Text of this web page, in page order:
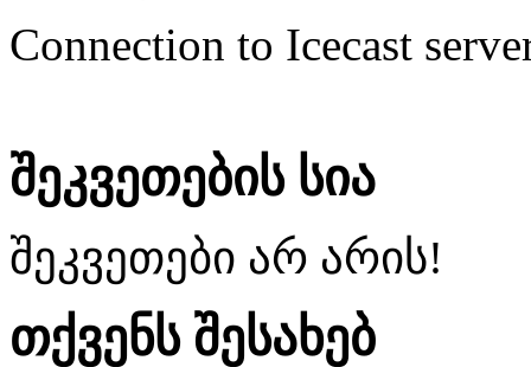
Connection to Icecast
შეკვეთების სია
შეკვეთები არ არის!
თქვენს შესახებ